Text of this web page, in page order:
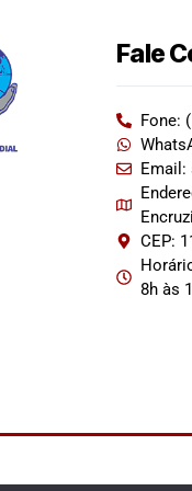
Fale
Fone:
Email:
CEP:
8h às